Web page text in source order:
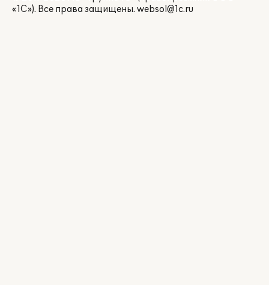
«1С»). Все права защищены. websol@1c.ru